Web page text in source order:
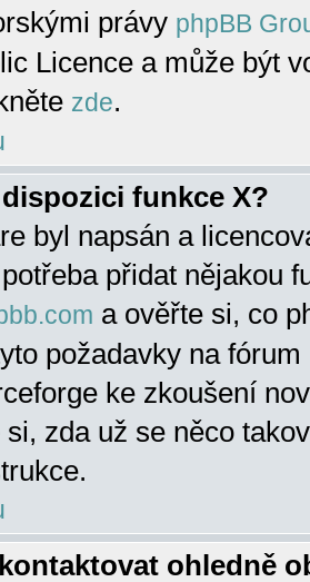
právy phpBB
Licence a může být
zde.
funkce X?
byl napsán a
přidat nějakou
a ověřte si, co
požadavky na
ke zkoušení
zda už se něco
ohledně